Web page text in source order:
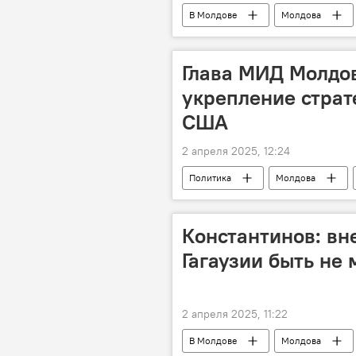
В Молдове Молдова
Глава МИД
укрепление
США
2 апреля 2025, 12:24
Политика Молдова
Константинов:
Гагаузии быть не
2 апреля 2025, 11:22
В Молдове Молдова